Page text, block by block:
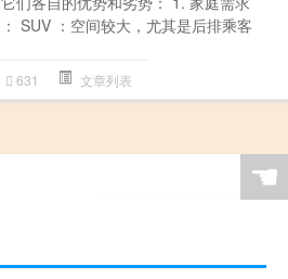
： SUV ：空间较大，尤其是后排乘客
631 文章列表
☚